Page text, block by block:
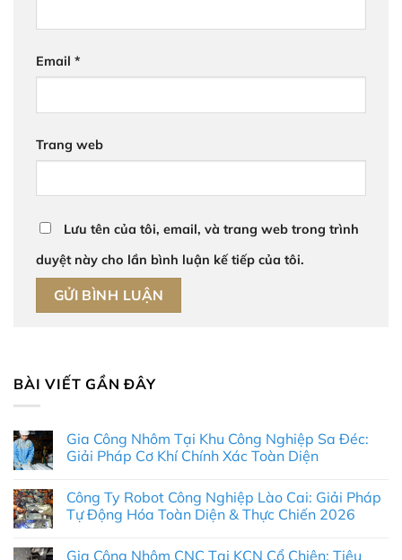
Email *
Trang web
Lưu tên của tôi, email, và trang web trong trình
duyệt này cho lần bình luận kế tiếp của tôi.
BÀI VIẾT GẦN ĐÂY
Gia Công Nhôm Tại Khu Công Nghiệp Sa Đéc:
Giải Pháp Cơ Khí Chính Xác Toàn Diện
bình
luận
Nhôm
Công Ty Robot Công Nghiệp Lào Cai: Giải Pháp
Tự Động Hóa Toàn Diện & Thực Chiến 2026
bình
Gia Công Nhôm CNC Tại KCN Cổ Chiên: Tiêu